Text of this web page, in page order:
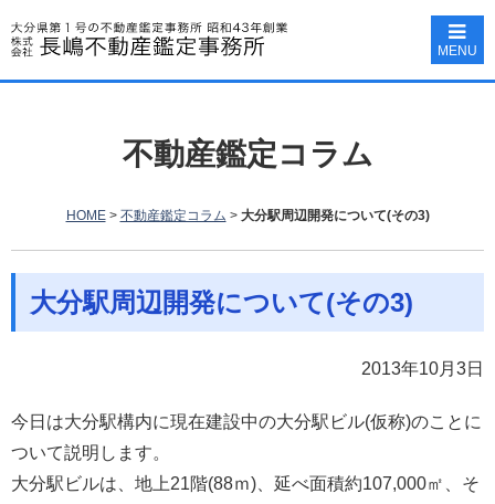
MENU
不動産鑑定コラム
HOME> 不動産鑑定コラム > 大分駅周辺開発について(その3)
大分駅周辺開発について(その3)
2013年10月3日
今日は大分駅構内に現在建設中の大分駅ビル(仮称)のことに
ついて説明します。
大分駅ビルは、地上21階(88ｍ)、延べ面積約107,000㎡、そ